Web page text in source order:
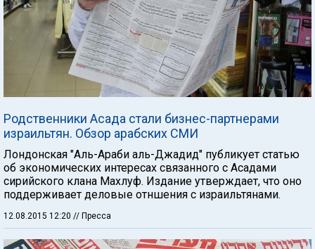
Родственники Асада стали бизнес-партнерами
израильтян. Обзор арабских СМИ
Лондонская "Аль-Араби аль-Джадид" публикует статью
об экономических интересах связанного с Асадами
сирийского клана Махлуф. Издание утверждает, что оно
поддерживает деловые отншения с израильтянами.
12.08.2015 12:20 // Пресса